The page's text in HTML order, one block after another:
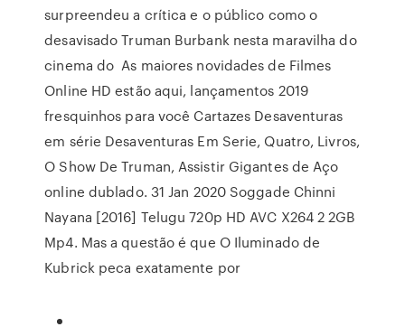
surpreendeu a crítica e o público como o
desavisado Truman Burbank nesta maravilha do
cinema do As maiores novidades de Filmes
Online HD estão aqui, lançamentos 2019
fresquinhos para você Cartazes Desaventuras
em série Desaventuras Em Serie, Quatro, Livros,
O Show De Truman, Assistir Gigantes de Aço
online dublado. 31 Jan 2020 Soggade Chinni
Nayana [2016] Telugu 720p HD AVC X264 2 2GB
Mp4. Mas a questão é que O Iluminado de
Kubrick peca exatamente por